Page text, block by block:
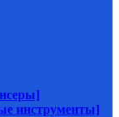
инструменты]